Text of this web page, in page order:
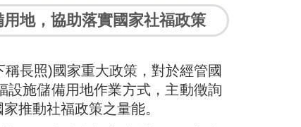
地，協助落實國家社福政策
長照)國家重大政策，對於經管國
設施儲備用地作業方式，主動徵詢
推動社福政策之量能。